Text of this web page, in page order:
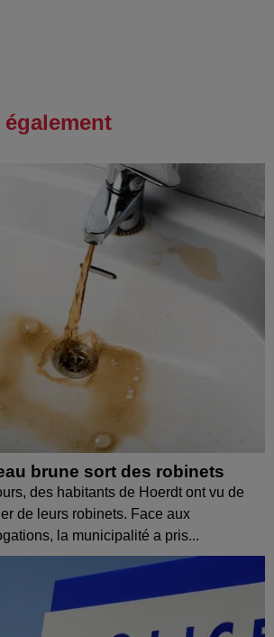
brune sort des robinets
des habitants de Hoerdt ont vu de
de leurs robinets. Face aux
la municipalité a pris...